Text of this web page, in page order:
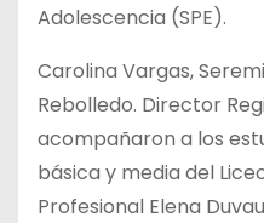
Adolescencia (SPE).
Carolina Vargas,
Rebolledo. Director
acompañaron a los
básica y media del
Profesional Elena